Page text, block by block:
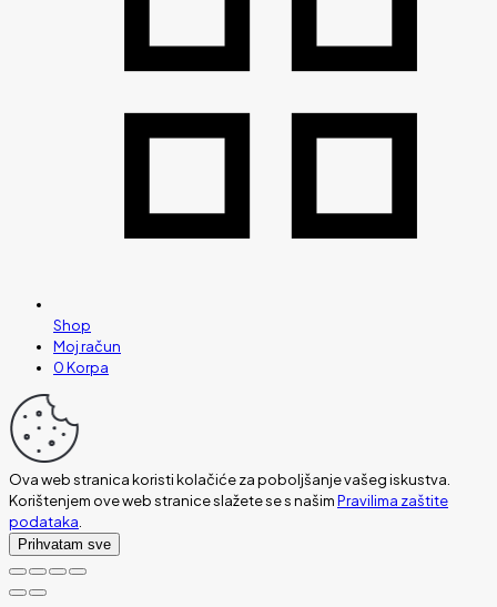
Shop
Moj račun
0Korpa
Ova web stranica koristi kolačiće za poboljšanje vašeg iskustva.
Korištenjem ove web stranice slažete se s našimPravilima zaštite
podataka.
Prihvatam sve